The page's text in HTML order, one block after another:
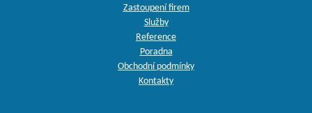
Zastoupení firem
Služby
Reference
Poradna
Obchodní podmínky
Kontakty